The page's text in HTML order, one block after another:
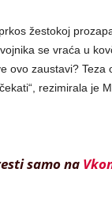
žestokoj
se vraća u
zaustavi? Teza
rezimirala je
samo na